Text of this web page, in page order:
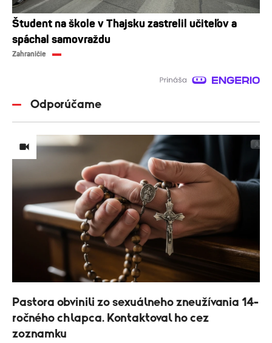
Študent na škole v Thajsku zastrelil učiteľov a
spáchal samovraždu
Zahraničie
Odporúčame
Pastora obvinili zo sexuálneho zneužívania 14-
ročného chlapca. Kontaktoval ho cez
zoznamku